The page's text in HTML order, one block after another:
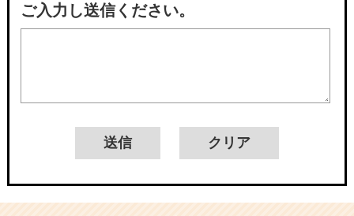
ご入力し送信ください。